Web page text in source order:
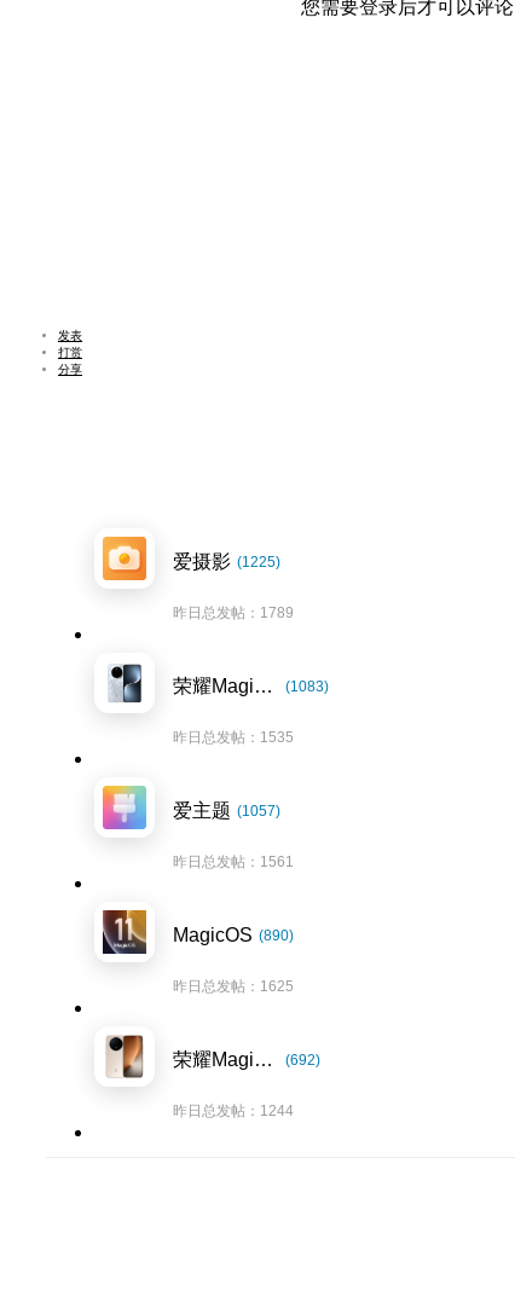
您需要登录后才可以评论
发表
打赏
分享
爱摄影 (1225)
昨日总发帖：1789
荣耀Magic7系列 (1083)
昨日总发帖：1535
爱主题 (1057)
昨日总发帖：1561
MagicOS (890)
昨日总发帖：1625
荣耀Magic8系列 (692)
昨日总发帖：1244